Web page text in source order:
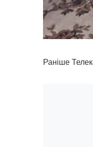
Раніше